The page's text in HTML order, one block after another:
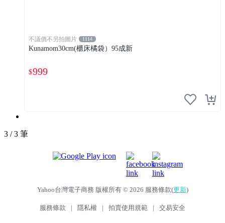
不議價不另拍圖片 1114
Kunamom30cm(櫃床橘袋）95成新
$999
3 / 3 筆
Yahoo台灣電子商務 版權所有 © 2026 服務條款(更新)
服務條款 | 隱私權 | 拍賣使用規範 | 交易安全